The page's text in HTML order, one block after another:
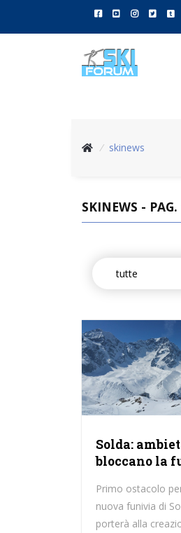
/ skinews
SKINEWS -
Solda:
bloccano la
Primo ostacolo
nuova funivia di
porterà alla